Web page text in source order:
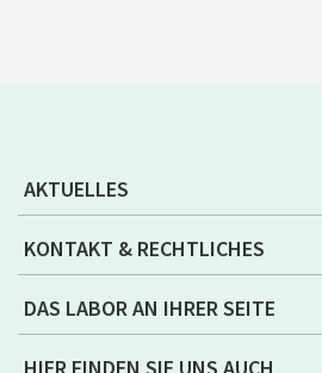
AKTUELLES
KONTAKT & RECHTLICHES
DAS LABOR AN IHRER SEITE
HIER FINDEN SIE UNS AUCH